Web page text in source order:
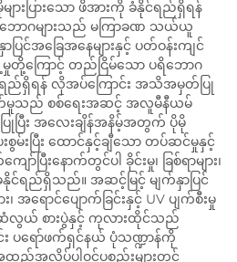
းပြားသော ဖိအားကို ခံနိုင်ရည်ရှိရန်
ဂများသည် မကြာခဏ သယ်ယူ
ြင်အခြေအနေများနှင့် ပတ်ဝန်းကျင်
တို့ကြောင့် တည်ငြိမ်သော ပရိဘောဂ
နိုင်ရည်ရှိရန် လိုအပ်ကြောင်း အသိအမှတ်ပြု
သည် စစ်ရေးအဆင့် အလူမီနီယမ်
ပြုပြီး အလေးချိန်အနိမ့်အတွက် ပိုမို
စွမ်းပြီး ထောင်နှင့်ချီသော တပ်ဆင်မှုနှင့်
ော်ပြီးနောက်တွင်ပါ ခိုင်းမှု၊ ခြစ်ရာများ၊
ခံနိုင်ရည်ရှိသည်။ အဆင့်မြင့် မျက်နှာပြင်
အရောင်ပျောက်ခြင်းနှင့် UV ပျက်စီးမှု
ဆံလွယ် စားပွဲနှင့် ကုလားထိုင်သည်
း ပရော်ဖက်ရှင်နယ် ပုံသဏ္ဍာန်ကို
ည်အလိပ်ပါဝင်ပစ္စည်းများတွင်